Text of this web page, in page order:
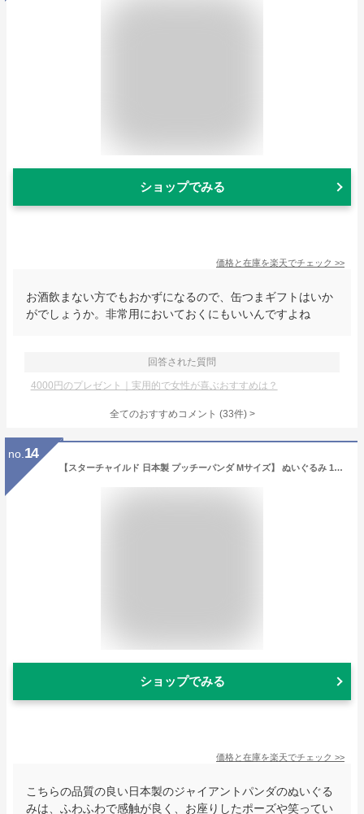
ショップでみる
価格と在庫を楽天でチェック >>
お酒飲まない方でもおかずになるので、缶つまギフトはいか
がでしょうか。非常用においておくにもいいんですよね
回答された質問
4000円のプレゼント｜実用的で女性が喜ぶおすすめは？
全てのおすすめコメント (33件) >
no. 14
【スターチャイルド 日本製 プッチーパンダ Mサイズ】 ぬいぐるみ 1歳 2歳 3歳 4歳 5歳 6歳 男 女 子供 大人 お祝い 出産祝い 誕生日 クリスマス ギフト プレゼント ぬい撮り 知育 おしゃれ おすすめ ふわふわ もちもち 癒し かわいい 動物園 ジャイアントパンダ 国産
ショップでみる
価格と在庫を楽天でチェック >>
こちらの品質の良い日本製のジャイアントパンダのぬいぐる
みは、ふわふわで感触が良く、お座りしたポーズや笑ってい